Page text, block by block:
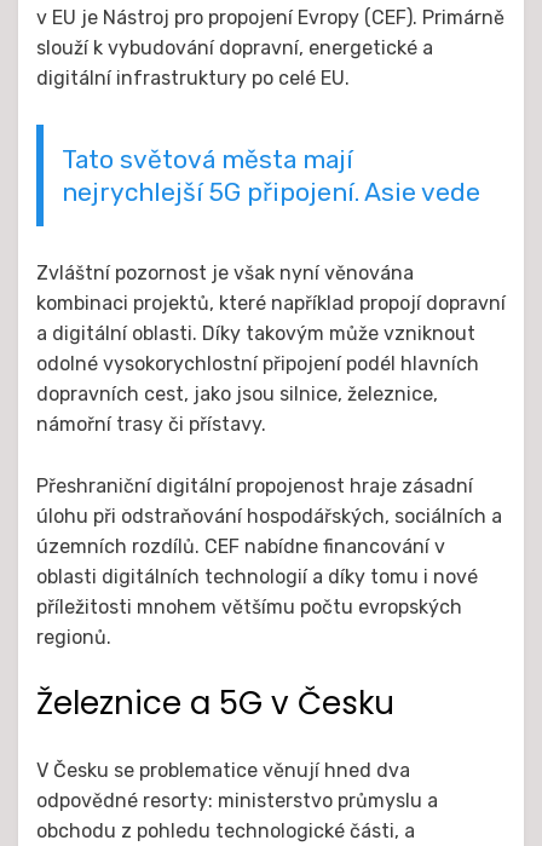
v EU je Nástroj pro propojení Evropy (CEF). Primárně
slouží k vybudování dopravní, energetické a
digitální infrastruktury po celé EU.
Tato světová města mají
nejrychlejší 5G připojení. Asie vede
Zvláštní pozornost je však nyní věnována
kombinaci projektů, které například propojí dopravní
a digitální oblasti. Díky takovým může vzniknout
odolné vysokorychlostní připojení podél hlavních
dopravních cest, jako jsou silnice, železnice,
námořní trasy či přístavy.
Přeshraniční digitální propojenost hraje zásadní
úlohu při odstraňování hospodářských, sociálních a
územních rozdílů. CEF nabídne financování v
oblasti digitálních technologií a díky tomu i nové
příležitosti mnohem většímu počtu evropských
regionů.
Železnice a 5G v Česku
V Česku se problematice věnují hned dva
odpovědné resorty: ministerstvo průmyslu a
obchodu z pohledu technologické části, a